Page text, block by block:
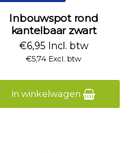
Inbouwspot rond
kantelbaar zwart
€6,95 Incl. btw
€5,74 Excl. btw
In winkelwagen